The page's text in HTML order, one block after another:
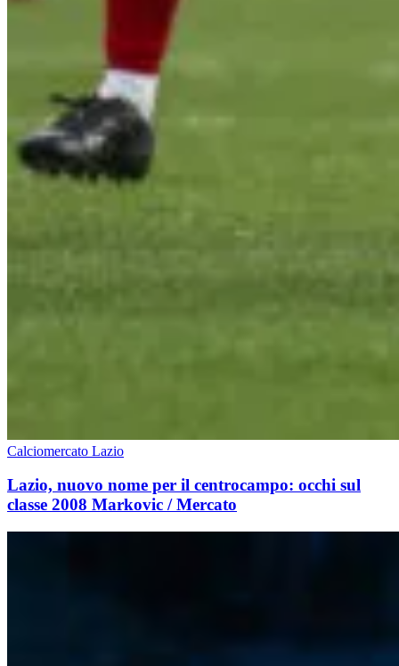
Calciomercato Lazio
Lazio, nuovo nome per il centrocampo: occhi sul
classe 2008 Markovic / Mercato